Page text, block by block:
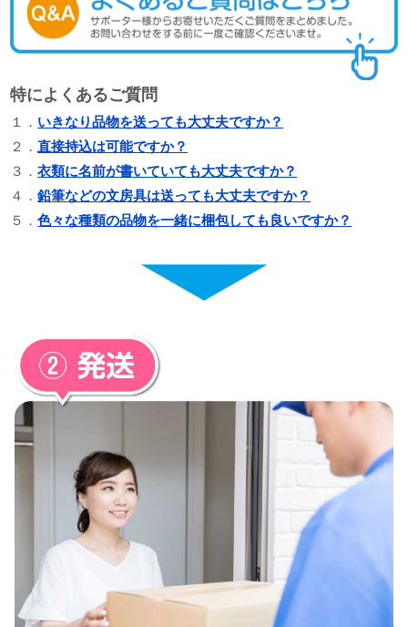
特によくあるご質問
１． いきなり品物を送っても大丈夫ですか？
２．直接持込は可能ですか？
３．衣類に名前が書いていても大丈夫ですか？
４．鉛筆などの文房具は送っても大丈夫ですか？
５．色々な種類の品物を一緒に梱包しても良いですか？